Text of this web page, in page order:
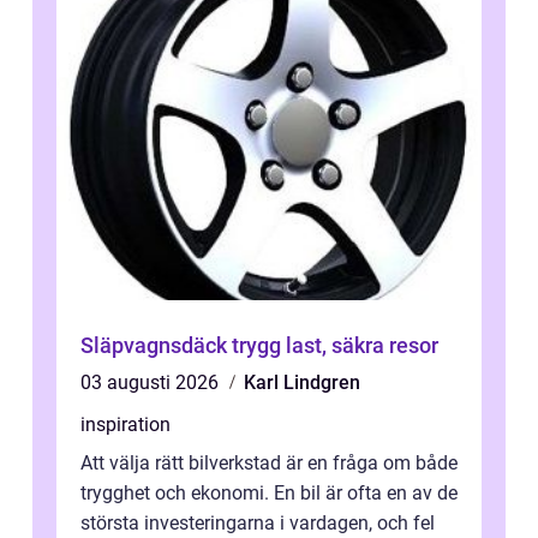
Släpvagnsdäck trygg last, säkra resor
03 augusti 2026
Karl Lindgren
inspiration
Att välja rätt bilverkstad är en fråga om både
trygghet och ekonomi. En bil är ofta en av de
största investeringarna i vardagen, och fel